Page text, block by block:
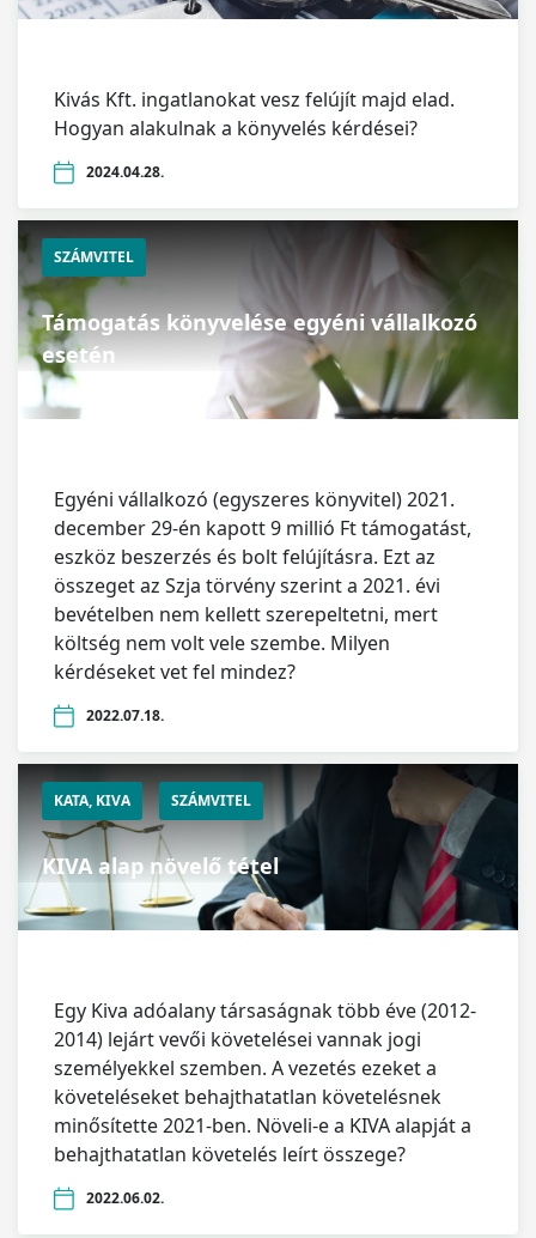
Kivás Kft. ingatlanokat vesz felújít majd elad.
Hogyan alakulnak a könyvelés kérdései?
2024.04.28.
SZÁMVITEL
Támogatás könyvelése egyéni vállalkozó
esetén
Egyéni vállalkozó (egyszeres könyvitel) 2021.
december 29-én kapott 9 millió Ft támogatást,
eszköz beszerzés és bolt felújításra. Ezt az
összeget az Szja törvény szerint a 2021. évi
bevételben nem kellett szerepeltetni, mert
költség nem volt vele szembe. Milyen
kérdéseket vet fel mindez?
2022.07.18.
KATA, KIVA SZÁMVITEL
KIVA alap növelő tétel
Egy Kiva adóalany társaságnak több éve (2012-
2014) lejárt vevői követelései vannak jogi
személyekkel szemben. A vezetés ezeket a
követeléseket behajthatatlan követelésnek
minősítette 2021-ben. Növeli-e a KIVA alapját a
behajthatatlan követelés leírt összege?
2022.06.02.